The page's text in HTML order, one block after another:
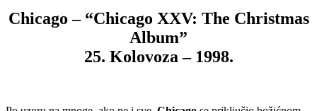
Chicago – “Chicago XXV: The Christmas
Album”
25. Kolovoza – 1998.